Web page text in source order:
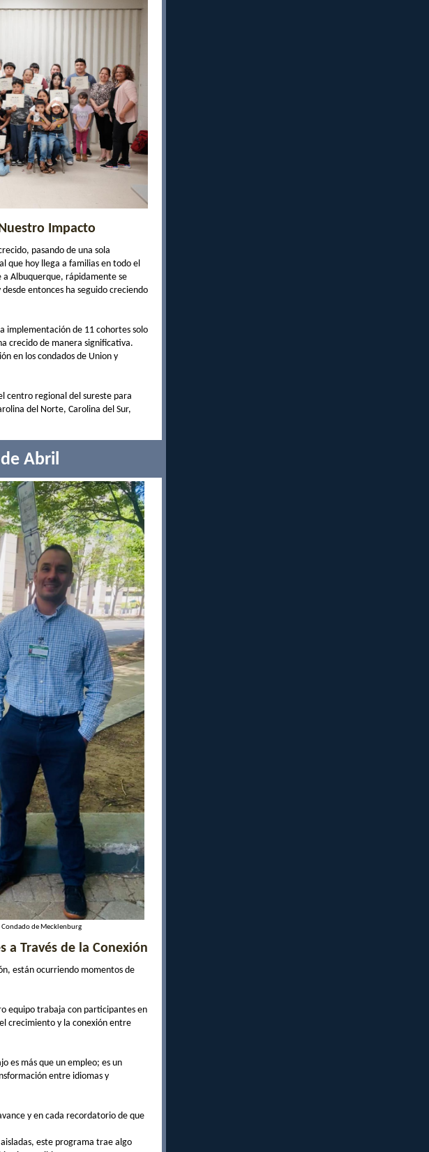
Impacto
pasando de una sola
que hoy llega a familias en todo el
a Albuquerque, rápidamente se
entonces ha seguido creciendo
implementación de 11 cohortes solo
crecido de manera significativa.
en los condados de Union y
centro regional del sureste para
del Norte, Carolina del Sur,
Abril
de Mecklenburg
a Través de la Conexión
están ocurriendo momentos de
equipo trabaja con participantes en
crecimiento y la conexión entre
es más que un empleo; es un
entre idiomas y
y en cada recordatorio de que
este programa trae algo